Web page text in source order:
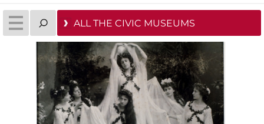
ALL THE CIVIC MUSEUMS